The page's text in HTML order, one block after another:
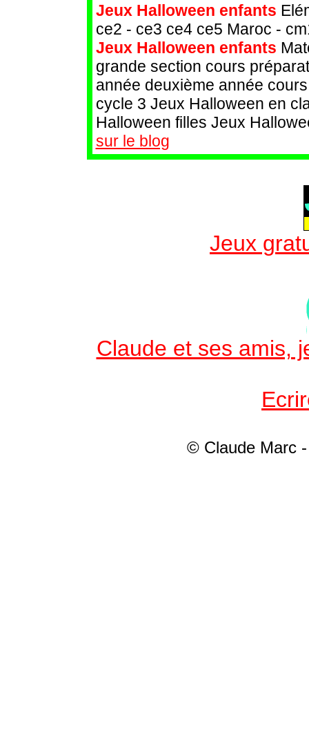
Jeux Halloween enfants
ce2 - ce3 ce4 ce5 Maroc -
Jeux Halloween enfants
grande section cours
année deuxième année
cycle 3 Jeux Halloween en
Halloween filles Jeux
sur le blog
Jeux
Claude et ses amis,
© Claude Marc